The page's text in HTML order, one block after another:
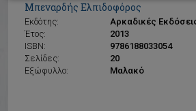
Μπεναρδής Ελπιδοφόρος
Εκδότης:
Αρκαδικές
Έτος:
2013
ISBN:
9786188033054
Σελίδες:
20
Εξώφυλλο:
Μαλακό